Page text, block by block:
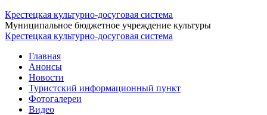
Крестецкая культурно-досуговая система
Муниципальное бюджетное учреждение культуры
Крестецкая культурно-досуговая система
Главная
Анонсы
Новости
Туристский информационный пункт
Фотогалереи
Видео